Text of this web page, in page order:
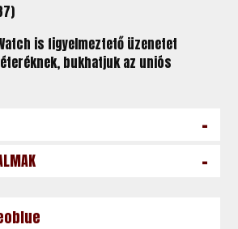
is figyelmeztető üzenetet
bukhatjuk az uniós
-
-